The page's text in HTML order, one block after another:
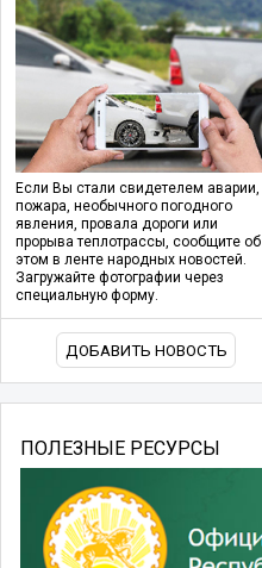
Если Вы стали свидетелем аварии,
пожара, необычного погодного
явления, провала дороги или
прорыва теплотрассы, сообщите об
этом в ленте народных новостей.
Загружайте фотографии через
специальную форму.
ДОБАВИТЬ НОВОСТЬ
ПОЛЕЗНЫЕ РЕСУРСЫ